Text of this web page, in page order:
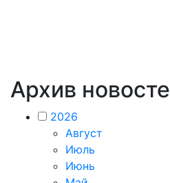
Архив
2026
Август
Июль
Июнь